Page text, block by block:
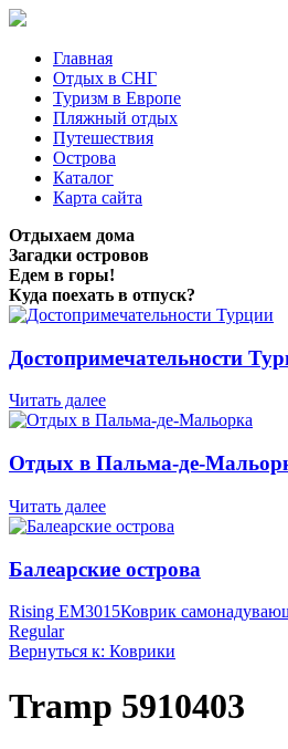
Главная
Отдых в СНГ
Туризм в Европе
Пляжный отдых
Путешествия
Острова
Каталог
Карта сайта
Отдыхаем дома
Загадки островов
Едем в горы!
Куда поехать в отпуск?
Достопримечательности
Читать далее
Отдых в Пальма-де-
Читать далее
Балеарские острова
Rising EM3015Коврик
Regular
Вернуться к: Коврики
Tramp 5910403